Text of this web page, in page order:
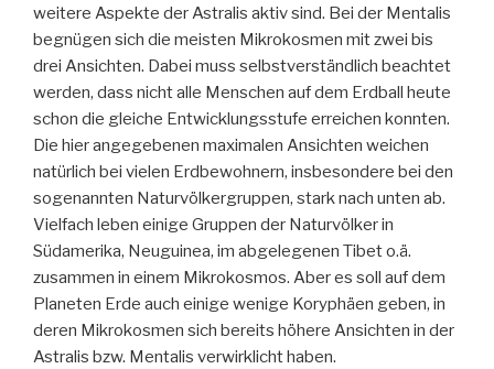
weitere Aspekte der Astralis aktiv sind. Bei der Mentalis
begnügen sich die meisten Mikrokosmen mit zwei bis
drei Ansichten. Dabei muss selbstverständlich beachtet
werden, dass nicht alle Menschen auf dem Erdball heute
schon die gleiche Entwicklungsstufe erreichen konnten.
Die hier angegebenen maximalen Ansichten weichen
natürlich bei vielen Erdbewohnern, insbesondere bei den
sogenannten Naturvölkergruppen, stark nach unten ab.
Vielfach leben einige Gruppen der Naturvölker in
Südamerika, Neuguinea, im abgelegenen Tibet o.ä.
zusammen in einem Mikrokosmos. Aber es soll auf dem
Planeten Erde auch einige wenige Koryphäen geben, in
deren Mikrokosmen sich bereits höhere Ansichten in der
Astralis bzw. Mentalis verwirklicht haben.